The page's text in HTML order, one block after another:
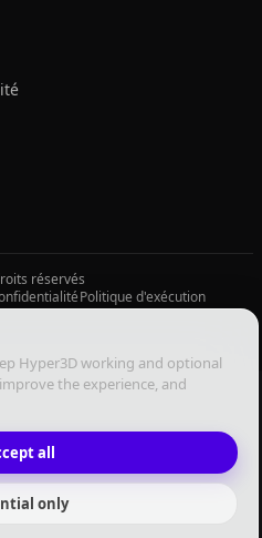
Hyper3D working and optional
the experience, and
all
only
réservés
Politique d'exécution